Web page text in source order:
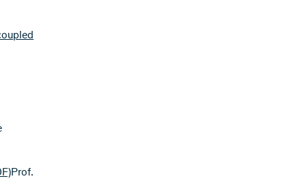
Prof.